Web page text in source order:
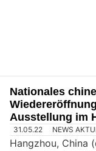
Nationales
Ausstellung im
31.05.22 NEWS
Hangzhou, China